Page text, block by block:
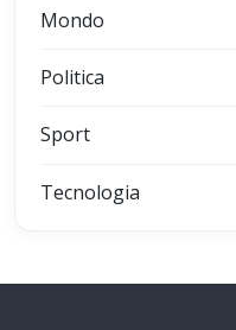
Mondo
Politica
Sport
Tecnologia